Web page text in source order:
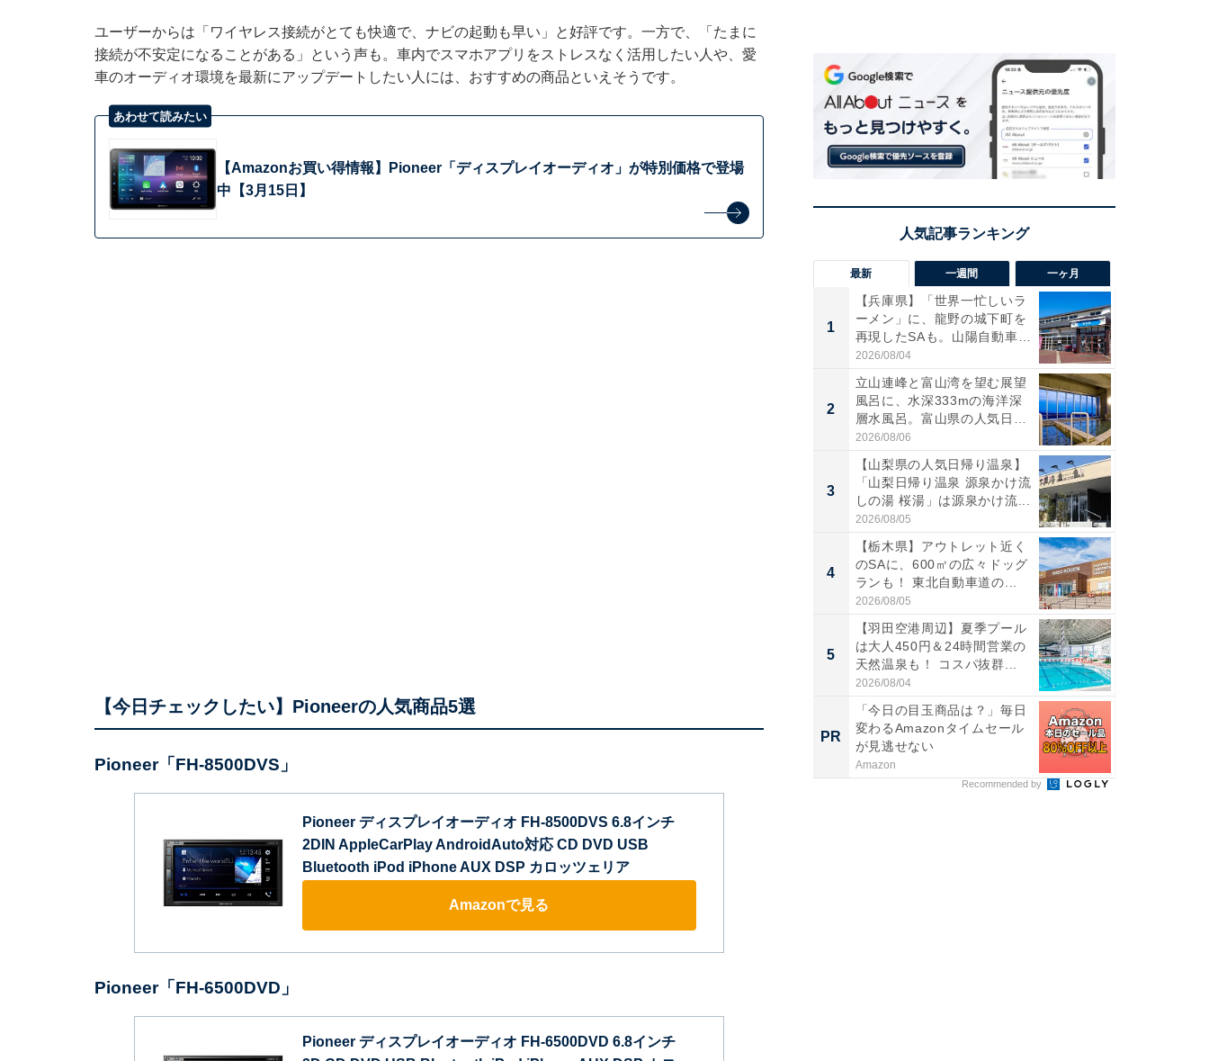
ユーザーからは「ワイヤレス接続がとても快適で、ナビの起動も早い」と好評です。一方で、「たまに
接続が不安定になることがある」という声も。車内でスマホアプリをストレスなく活用したい人や、愛
車のオーディオ環境を最新にアップデートしたい人には、おすすめの商品といえそうです。
あわせて読みたい
【Amazonお買い得情報】Pioneer「ディスプレイオーディオ」が特別価格で登場
中【3月15日】
【今日チェックしたい】Pioneerの人気商品5選
Pioneer「FH-8500DVS」
Pioneer ディスプレイオーディオ FH-8500DVS 6.8インチ
2DIN AppleCarPlay AndroidAuto対応 CD DVD USB
Bluetooth iPod iPhone AUX DSP カロッツェリア
Amazonで見る
Pioneer「FH-6500DVD」
Pioneer ディスプレイオーディオ FH-6500DVD 6.8インチ
最新 一週間 一ヶ月
1
【兵庫県】「世界一忙しいラ
ーメン」に、龍野の城下町を
再現したSAも。山陽自動車
道...
2026/08/04
2
立山連峰と富山湾を望む展望
風呂に、水深333mの海洋深
層水風呂。富山県の人気日
帰...
2026/08/06
3
【山梨県の人気日帰り温泉】
「山梨日帰り温泉 源泉かけ流
しの湯 桜湯」は源泉かけ流...
2026/08/05
4
【栃木県】アウトレット近く
のSAに、600㎡の広々ドッグ
ランも！ 東北自動車道の...
2026/08/05
5
【羽田空港周辺】夏季プール
は大人450円＆24時間営業の
天然温泉も！ コスパ抜群...
2026/08/04
PR
「今日の目玉商品は？」毎日
変わるAmazonタイムセール
が見逃せない
Amazon
Recommended by